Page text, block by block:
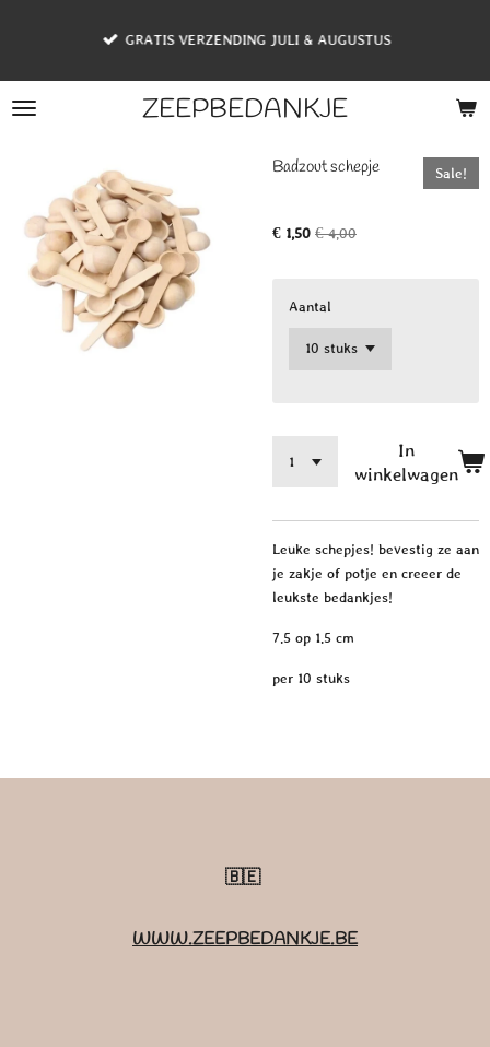
hoofdinhoud
ZEEPBEDANKJE
GRATIS VERZENDING JULI & AUGUSTUS
Badzout schepje Sale!
€ 1,50 € 4,00
Aantal
In
winkelwagen
Leuke schepjes! bevestig ze aan
je zakje of potje en creeer de
leukste bedankjes!
7.5 op 1.5 cm
per 10 stuks
🇧🇪
WWW.ZEEPBEDANKJE.BE